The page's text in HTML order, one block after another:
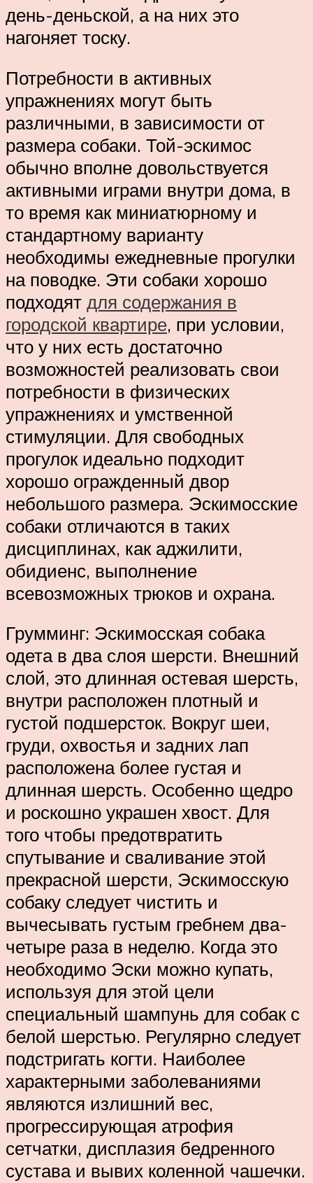
день-деньской, а на них это
нагоняет тоску.
Потребности в активных
упражнениях могут быть
различными, в зависимости от
размера собаки. Той-эскимос
обычно вполне довольствуется
активными играми внутри дома, в
то время как миниатюрному и
стандартному варианту
необходимы ежедневные прогулки
на поводке. Эти собаки хорошо
подходят для содержания в
городской квартире, при условии,
что у них есть достаточно
возможностей реализовать свои
потребности в физических
упражнениях и умственной
стимуляции. Для свободных
прогулок идеально подходит
хорошо огражденный двор
небольшого размера. Эскимосские
собаки отличаются в таких
дисциплинах, как аджилити,
обидиенс, выполнение
всевозможных трюков и охрана.
Грумминг: Эскимосская собака
одета в два слоя шерсти. Внешний
слой, это длинная остевая шерсть,
внутри расположен плотный и
густой подшерсток. Вокруг шеи,
груди, охвостья и задних лап
расположена более густая и
длинная шерсть. Особенно щедро
и роскошно украшен хвост. Для
того чтобы предотвратить
спутывание и сваливание этой
прекрасной шерсти, Эскимосскую
собаку следует чистить и
вычесывать густым гребнем два-
четыре раза в неделю. Когда это
необходимо Эски можно купать,
используя для этой цели
специальный шампунь для собак с
белой шерстью. Регулярно следует
подстригать когти. Наиболее
характерными заболеваниями
являются излишний вес,
прогрессирующая атрофия
сетчатки, дисплазия бедренного
сустава и вывих коленной чашечки.